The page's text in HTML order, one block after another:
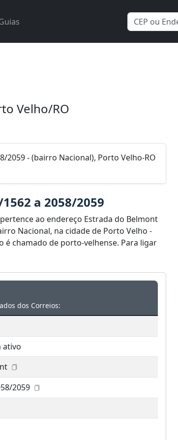
Velho/RO
2059 - (bairro Nacional), Porto Velho-RO
a 2058/2059
ao endereço Estrada do Belmont
Nacional, na cidade de Porto Velho -
é chamado de porto-velhense. Para ligar
dos Correios:
ativo
2059